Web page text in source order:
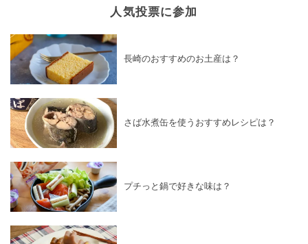
人気投票に参加
長崎のおすすめのお土産は？
さば水煮缶を使うおすすめレシピは？
プチっと鍋で好きな味は？